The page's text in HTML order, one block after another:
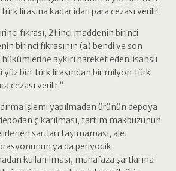
lirasına kadar idari para cezası verilir.
fıkrası, 21 inci maddenin birinci
birinci fıkrasının (a) bendi ve son
hükümlerine aykırı hareket eden lisanslı
bin Türk lirasından bir milyon Türk
cezası verilir.”
işlemi yapılmadan ürünün depoya
çıkarılması, tartım makbuzunun
şartları taşımaması, alet
ya da periyodik
kullanılması, muhafaza şartlarına